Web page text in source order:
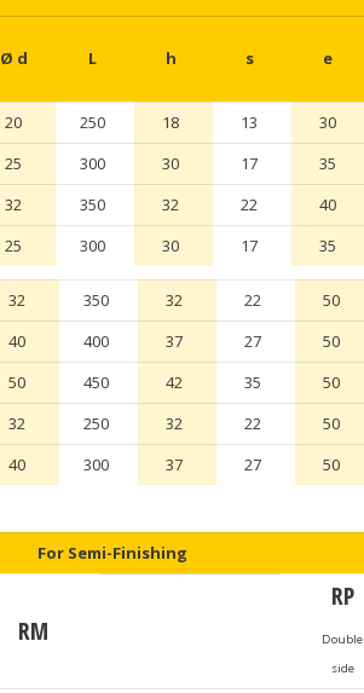
Ø d L h s e
20 250 18 13
30
25 300 30 17
35
32 350 32 22
40
25 300 30 17 35
32 350 32 22 50
40 400 37 27
50
50 450 42 35
50
32 250 32 22
50
40 300 37 27 50
For Semi-Finishing
RM
RP
Double
side